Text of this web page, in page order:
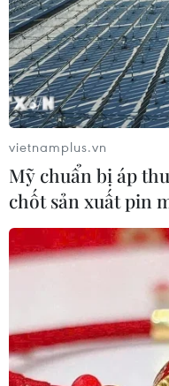
Bộ GD-ĐT tìm
cao trượt đại học
Bộ Giáo dục và Đào
trường đại học lớn và
tuyển bổ sung thí sinh
học.
vietnamplus.vn
Mỹ chuẩn bị áp
chốt sản xuất pin